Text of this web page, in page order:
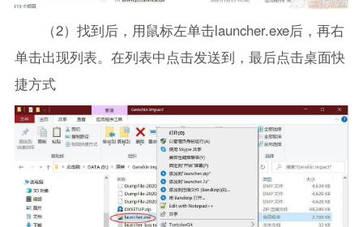
（2）找到后，用鼠标左单击launcher.exe后，再右
单击出现列表。在列表中点击发送到，最后点击桌面快
捷方式